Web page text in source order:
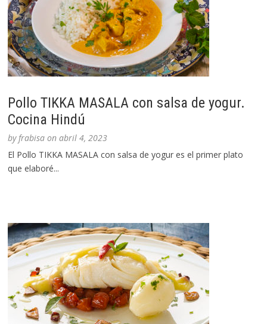
Pollo TIKKA MASALA con salsa de yogur.
Cocina Hindú
byfrabisa onabril 4, 2023
El Pollo TIKKA MASALA con salsa de yogur es el primer plato
que elaboré...